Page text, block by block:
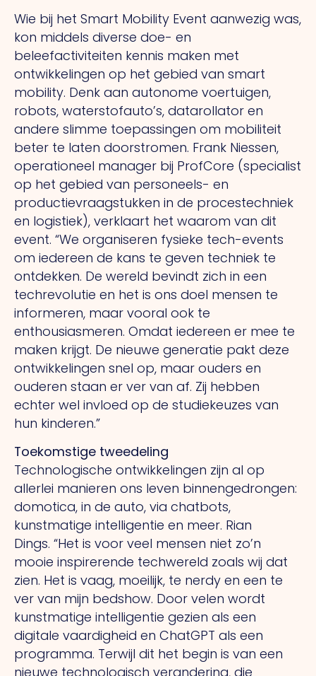
Wie bij het Smart Mobility Event aanwezig was,
kon middels diverse doe- en
beleefactiviteiten kennis maken met
ontwikkelingen op het gebied van smart
mobility. Denk aan autonome voertuigen,
robots, waterstofauto’s, datarollator en
andere slimme toepassingen om mobiliteit
beter te laten doorstromen. Frank Niessen,
operationeel manager bij ProfCore (specialist
op het gebied van personeels- en
productievraagstukken in de procestechniek
en logistiek), verklaart het waarom van dit
event. “We organiseren fysieke tech-events
om iedereen de kans te geven techniek te
ontdekken. De wereld bevindt zich in een
techrevolutie en het is ons doel mensen te
informeren, maar vooral ook te
enthousiasmeren. Omdat iedereen er mee te
maken krijgt. De nieuwe generatie pakt deze
ontwikkelingen snel op, maar ouders en
ouderen staan er ver van af. Zij hebben
echter wel invloed op de studiekeuzes van
hun kinderen.”
Toekomstige tweedeling
Technologische ontwikkelingen zijn al op
allerlei manieren ons leven binnengedrongen:
domotica, in de auto, via chatbots,
kunstmatige intelligentie en meer. Rian
Dings. “Het is voor veel mensen niet zo’n
mooie inspirerende techwereld zoals wij dat
zien. Het is vaag, moeilijk, te nerdy en een te
ver van mijn bedshow. Door velen wordt
kunstmatige intelligentie gezien als een
digitale vaardigheid en ChatGPT als een
programma. Terwijl dit het begin is van een
nieuwe technologisch verandering, die